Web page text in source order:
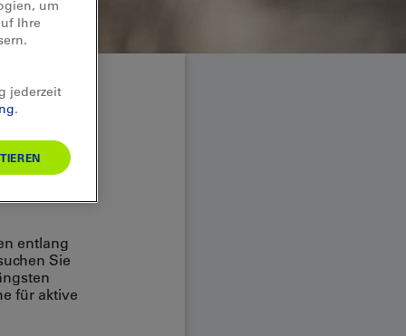
entlang
Sie
für aktive
um
Ihre
jederzeit
.